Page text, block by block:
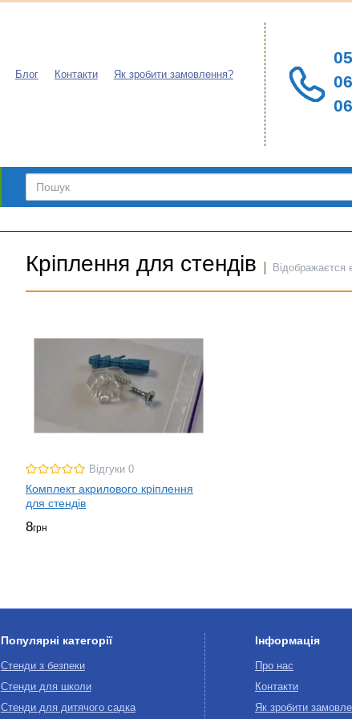
Блог Контакти
Як зробити замовлення?
Кріплення для стендів Відображаєтся
Відгуки 0
Комплект акрилового кріплення
для стендів
8грн
Популярні категорії
Стенди з безпеки
Стенди для школи
Стенди для дитячого садка
Інформація
Про нас
Контакти
Як зробити